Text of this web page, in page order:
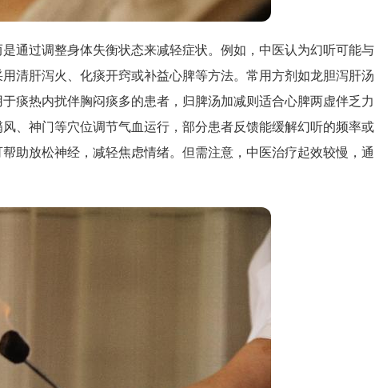
通过调整身体失衡状态来减轻症状。例如，中医认为幻听可能与
清肝泻火、化痰开窍或补益心脾等方法。常用方剂如龙胆泻肝汤
痰热内扰伴胸闷痰多的患者，归脾汤加减则适合心脾两虚伴乏力
、神门等穴位调节气血运行，部分患者反馈能缓解幻听的频率或
助放松神经，减轻焦虑情绪。但需注意，中医治疗起效较慢，通